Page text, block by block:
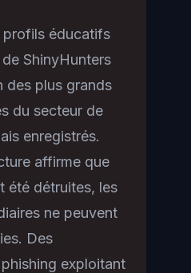
profils éducatifs
ShinyHunters
des plus grands
du secteur de
enregistrés.
affirme que
été détruites, les
ne peuvent
Des
exploitant